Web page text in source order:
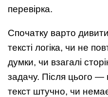
перевірка.
Спочатку варто
тексті логіка, чи не
думки, чи взагалі
задачу. Після цього —
текст штучно, чи